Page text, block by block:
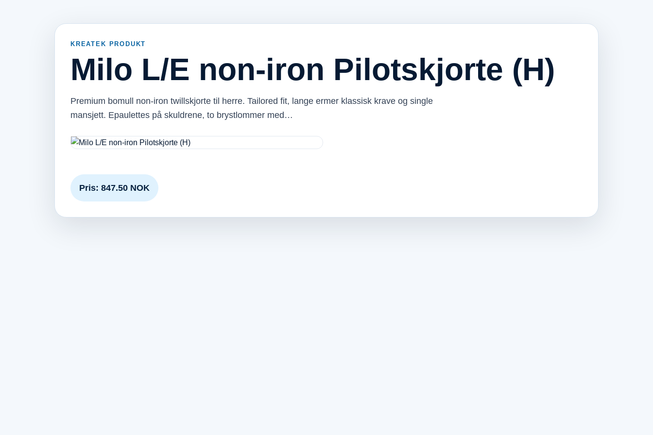
KREATEK PRODUKT
Milo L/E non-iron Pilotskjorte (H)
Premium bomull non-iron twillskjorte til herre. Tailored fit, lange ermer klassisk krave og single
mansjett. Epaulettes på skuldrene, to brystlommer med…
Pris: 847.50 NOK